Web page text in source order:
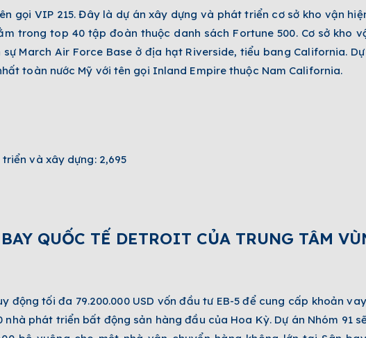
gọi VIP 215. Đây là dự án xây dựng và phát triển cơ sở kho vận
trong top 40 tập đoàn thuộc danh sách Fortune 500. Cơ sở kho
March Air Force Base ở địa hạt Riverside, tiểu bang California.
toàn nước Mỹ với tên gọi Inland Empire thuộc Nam California.
và xây dựng: 2,695
QUỐC TẾ DETROIT CỦA TRUNG TÂM
động tối đa 79.200.000 USD vốn đầu tư EB-5 để cung cấp khoản
phát triển bất động sản hàng đầu của Hoa Kỳ. Dự án Nhóm 91